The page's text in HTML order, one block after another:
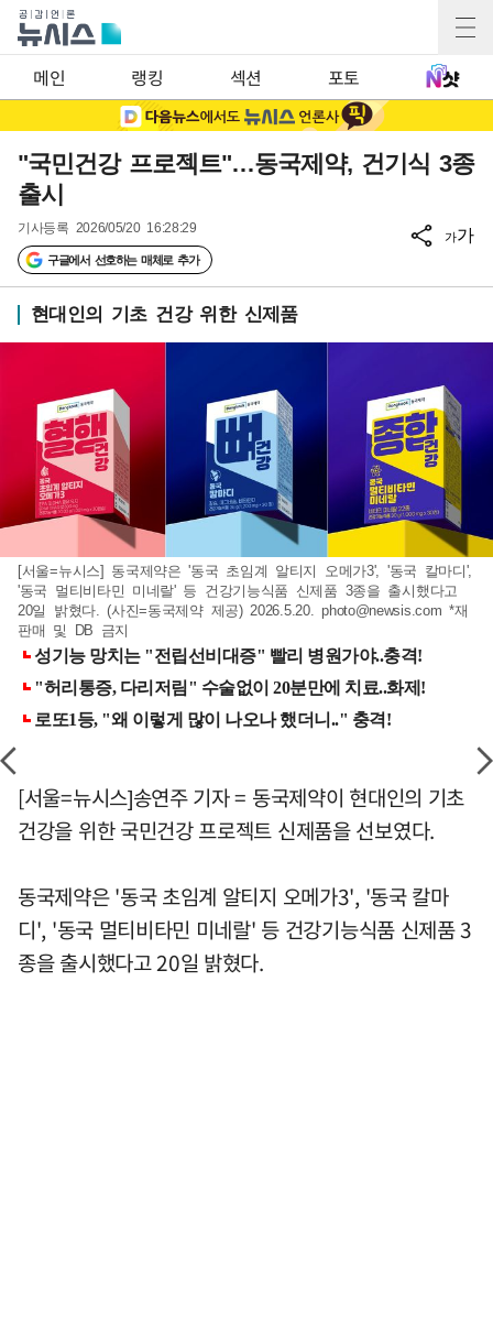
메인 랭킹 섹션 포토
"국민건강 프로젝트"…동국제약, 건기식 3종
출시
기사등록 2026/05/20 16:28:29
구글에서 선호하는 매체로 추가
가가
현대인의 기초 건강 위한 신제품
[서울=뉴시스] 동국제약은 '동국 초임계 알티지 오메가3', '동국 칼마디',
'동국 멀티비타민 미네랄' 등 건강기능식품 신제품 3종을 출시했다고
20일 밝혔다. (사진=동국제약 제공) 2026.5.20.photo@newsis.com *재
판매 및 DB 금지
[서울=뉴시스]송연주 기자 = 동국제약이 현대인의 기초
건강을 위한 국민건강 프로젝트 신제품을 선보였다.
동국제약은 '동국 초임계 알티지 오메가3', '동국 칼마
디', '동국 멀티비타민 미네랄' 등 건강기능식품 신제품 3
종을 출시했다고 20일 밝혔다.